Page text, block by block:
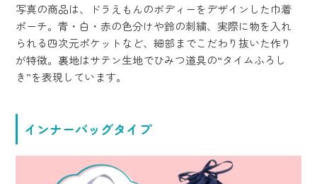
写真の商品は、ドラえもんのボディーをデザインした巾着
ポーチ。青・白・赤の色分けや鈴の刺繍、実際に物を入れ
られる四次元ポケットなど、細部までこだわり抜いた作り
が特徴。裏地はサテン生地でひみつ道具の“タイムふろし
き”を表現しています。
インナーバッグタイプ